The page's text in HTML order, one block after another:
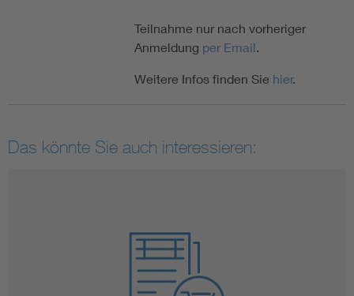
Teilnahme nur nach vorheriger
Anmeldung per Email.
Weitere Infos finden Sie hier.
Das könnte Sie auch interessieren: